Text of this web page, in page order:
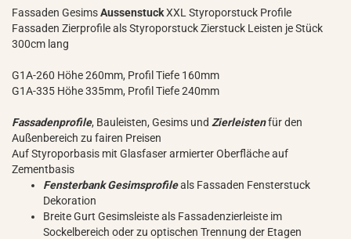
Fassaden GesimsAussenstuckXXL Styroporstuck Profile
Fassaden Zierprofile als Styroporstuck Zierstuck Leisten je Stück
300cm lang
G1A-260 Höhe 260mm, Profil Tiefe 160mm
G1A-335 Höhe 335mm, Profil Tiefe 240mm
Fassadenprofile, Bauleisten, Gesims und Zierleistenfür den
Außenbereich zu fairen Preisen
Auf Styroporbasis mit Glasfaser armierter Oberfläche auf
Zementbasis
Fensterbank Gesimsprofileals Fassaden Fensterstuck
Dekoration
Breite Gurt Gesimsleiste als Fassadenzierleiste im
Sockelbereich oder zu optischen Trennung der Etagen